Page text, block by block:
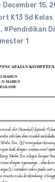
December 15,
K13 Sd Kelas
, #Pendidikan
1